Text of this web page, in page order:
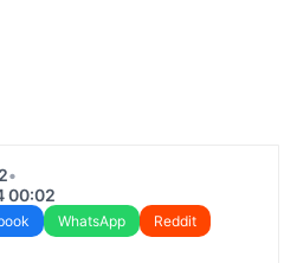
•
00:02
WhatsApp
Reddit